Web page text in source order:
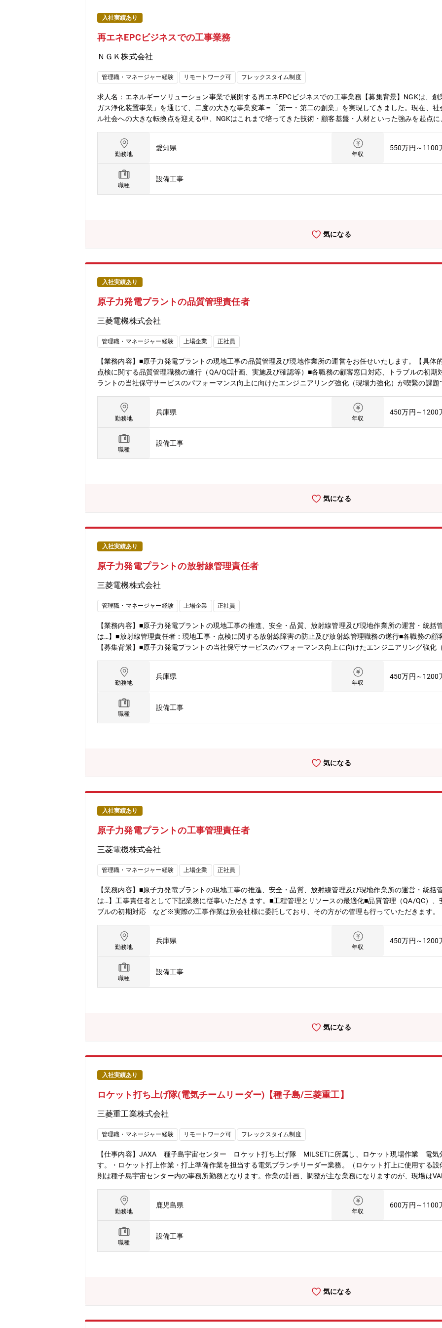
入社実績あり
再エネEPCビジネスでの工事業務
ＮＧＫ株式会社
管理職・マネージャー経験 リモートワーク可 フレックスタイム制度
求人名：エネルギーソリューション事業で展開する再エネEPCビジネスでの工事業務【募集背景】NGKは、
ガス浄化装置事業」を通じて、二度の大きな事業変革＝「第一・第二の創業」を実現してきました。現在、
ル社会への大きな転換点を迎える中、NGKはこれまで培ってきた技術・顧客基盤・人材といった強みを起点
給」を軸としたエンジニアリング・ソリューションビジネスの拡大を狙うフェーズにあり、特にEPC（エンジ
見込まれています。新たなビジネスを立ち上げるフェーズでエンジニアリングの力によって貢献していただけ
地域の再エネ活用や電力の地産地消の促進とともに、災害時の電力供給など防災機能強化や再エネイベント
義の大きいビジネスです。顧客となる自治体や事業者の困りごとやニーズは多岐多種にわたる中、案件毎に顧
コンセプト作りから開始し、ベストなソリューションを提案します。本ビジネス（コト売り）はNGK初の試
な視点が求められることから、多様な人材に活躍の場があり、新しいアイデアが歓迎される職場です。創業
で、その分野の第一人者としてリードしていく人材を目指すことができます。【職務の概要】エネルギーソ
を担ってもらうく可能性があります参考：NGKホームページURL https://www.ngk.co.jp/product/search-
経験などの育成も期待します。【歓迎要件】●歓迎_学位●修士博士 ●学部 ●高専 ●高校●歓迎_専攻●電気 ●
勤務地
愛知県
年収
550万円～1100
職種
設備工事
気になる
入社実績あり
原子力発電プラントの品質管理責任者
三菱電機株式会社
管理職・マネージャー経験 上場企業 正社員
【業務内容】■原子力発電プラントの現地工事の品質管理及び現地作業所の運営をお任せいたします。【具体
点検に関する品質管理職務の遂行（QA/QC計画、実施及び確認等）■各職務の顧客窓口対応、トラブルの初
ラントの当社保守サービスのパフォーマンス向上に向けたエンジニアリング強化（現場力強化）が喫緊の課
社ですが、今後は同業他社が多く設備を納めているBWR(沸騰水型原子炉)への参入も強化していく方針です
【ミッション】■原子力発電プラントの同社拠点（現地作業所）の現地スタッフとして業務を担当いただきま
力発電所でのスタッフ業務を習得頂き、その後、品質責任者として担当頂く予定です。※工事現場にはパト
問。作業所でのデスクワークが7割を占めます(工事担当者のレビュー、各工事ごとの作業計画策定、トラブ
一例】■RCPモーター：原子炉を冷却するために一次冷却水をポンプで循環させます。このポンプを安定して
ル発電機・制御盤：発電所が停止し外部からの電気も供給されない場合、発電所を安全に稼働させるために
装置■原子炉安全保護装置：原子炉を安全に稼働させるための装置です。異常が発生した場合、制御棒を落下
の工事を実施します。【ご担当いただく発電所】■北は北海道、南は鹿児島まで、国内には10か所の発電所が
放射線など)として常駐しています。※実際の作業者含め、現場には数十名～数百名います。【配属先ミッシ
践・安全・安定運転、稼働率向上への取り組み・安全最優先での再稼働推進★電力システム製作所について
度■週末・休日等の一時帰任可(交通費は会社負担)■常駐時の住まいは、ホテル・マンスリーマンションなど会
プのイメージ】■現地工事の統括管理業務を通じて、原子力発電プラント設備に関する技術力を高めることが
とのコミュニケーション能力が向上します。この経験を積むことで、現地統括責任者(作業所長）等の役割を担
勤務地
兵庫県
年収
450万円～1200
職種
設備工事
気になる
入社実績あり
原子力発電プラントの放射線管理責任者
三菱電機株式会社
管理職・マネージャー経験 上場企業 正社員
【業務内容】■原子力発電プラントの現地工事の推進、安全・品質、放射線管理及び現地作業所の運営・統括
は…】■放射線管理責任者：現地工事・点検に関する放射線障害の防止及び放射線管理職務の遂行■各職務の
【募集背景】■原子力発電プラントの当社保守サービスのパフォーマンス向上に向けたエンジニアリング強化
向けに強みを持っている同社ですが、今後は同業他社が多く設備を納めているBWR(沸騰水型原子炉)への参
設備の入れ替え案件など【ミッション】■原子力発電プラントの同社拠点（現地作業所）の現地スタッフとし
は、現地作業所にて、原子力発電所でのスタッフ業務を習得頂き、その後、放射線管理責任者として担当頂
重要作業の立ち合いの時などに訪問。作業所でのデスクワークが7割を占めます(工事担当者のレビュー、各工
応など)【三菱電機の原子力設備/一例】■RCPモーター：原子炉を冷却するために一次冷却水をポンプで循環
めのモーター。■非常用ディーゼル発電機・制御盤：発電所が停止し外部からの電気も供給されない場合、発
ゼルエンジンで電気をつくる安全装置■原子炉安全保護装置：原子炉を安全に稼働させるための装置です。異
繕工事など含め年間50~100件の工事を実施します。【ご担当いただく発電所】■北は北海道、南は鹿児島ま
の社員が責任者(工事・品質・放射線など)として常駐しています。※実際の作業者含め、現場には数十名～数
スＧ・安全最優先・基本の実践・安全・安定運転、稼働率向上への取り組み・安全最優先での再稼働推進★
は可能) ※常駐期間：5年程度■週末・休日等の一時帰任可(交通費は会社負担)■常駐時の住まいは、ホテル・
たします。【キャリアステップのイメージ】■現地工事の統括管理業務を通じて、原子力発電プラント設備に
また、社内外の様々な関係者とのコミュニケーション能力が向上します。この経験を積むことで、現地統括責
可能になります。
勤務地
兵庫県
年収
450万円～1200
職種
設備工事
気になる
入社実績あり
原子力発電プラントの工事管理責任者
三菱電機株式会社
管理職・マネージャー経験 上場企業 正社員
【業務内容】■原子力発電プラントの現地工事の推進、安全・品質、放射線管理及び現地作業所の運営・統括
は…】工事責任者として下記業務に従事いただきます。■工程管理とリソースの最適化■品質管理（QA/QC）
ブルの初期対応 など※実際の工事作業は別会社様に委託しており、その方がの管理も行っていただきます。
度～32年度にかけて継続的に行われる予定であり、マンパワー強化のため人員を募集。■PWR(加圧水型原子
今後は同業他社が多く設備を納めているBWR(沸騰水型原子炉)への参入も強化していく方針です。※BWRの既
ン】■原子力発電プラントの同社拠点（現地作業所）の現地スタッフ（工事責任者）として業務を担当いただ
原子力発電所でのスタッフ業務を習得頂き、その後、責任者として担当頂く予定です。※工事現場にはパトロ
問。作業所でのデスクワークが7割を占めます(工事担当者のレビュー、各工事ごとの作業計画策定、トラブ
一例】■RCPモーター：原子炉を冷却するために一次冷却水をポンプで循環させます。このポンプを安定して
ル発電機・制御盤：発電所が停止し外部からの電気も供給されない場合、発電所を安全に稼働させるために
な点検・検査・設備更新を行い、発電所の設備を健全な状態に維持します。■上記の定期検査とは別で、部品
原子力プラントが16基あり、三菱電機の電気・計装設備が数多く納入されています。※各原子力プラントご
炭素ベースロード電源に貢献する保全・保守サービスの充実・拡大■原子力プラントサービスＧ・安全最優先
【職場環境】■出張：有 (基本、現地作業所で駐在・業務遂行いただきます。常駐先の希望打診は可能) ※常
任可(交通費は会社負担)■常駐時の住まいは、ホテル・マンスリーマンションなど会社で手配いたします。【
の統括管理業務を通じて、原子力発電プラント設備に関する技術力を高めることができます。また、社内外の
力が向上します。この経験を積むことで、現地統括責任者(作業所長）等の役割を担うことも可能になります。
勤務地
兵庫県
年収
450万円～1200
職種
設備工事
気になる
入社実績あり
ロケット打ち上げ隊(電気チームリーダー)【種子島/三菱重工】
三菱重工業株式会社
管理職・マネージャー経験 リモートワーク可 フレックスタイム制度
【仕事内容】JAXA 種子島宇宙センター ロケット打ち上げ隊 MILSETに所属し、ロケット現場作業 電気
す。・ロケット打上作業・打上準備作業を担当する電気ブランチリーダー業務。（ロケット打上に使用する
則は種子島宇宙センター内の事務所勤務となります。作業の計画、調整が主な業務になりますのが、現場は
トであるH3も打上げ機数増加に対応することが求められています。よって、当該業務が可能な人員の増強を
ーム一丸となって、ロケット打上業務を行い、成功したあかつきには、チーム員はもちろん町の皆様、ロケッ
びを分かち合うことができます。また、打上結果はメディアで大きく報道されますので、自らの仕事の成果
ります。【同社について】・三菱グループの創業者岩崎彌太郎は政府より工部省長崎造船局を借り受け、長崎
とを契機に1884年に創業した同社は発電プラントなどの社会インフラ、船舶、航空機などの輸送機器、大型
ジニアリングとものづくりのグローバルリーダーとして、社会を牽引しております。・直近2024年度決算で
円、当期利益2,454億円等いずれも過去最高値であり、NO1重工業メーカーでありながらさらに成長をしてお
勤務地
鹿児島県
年収
600万円～1100
職種
設備工事
気になる